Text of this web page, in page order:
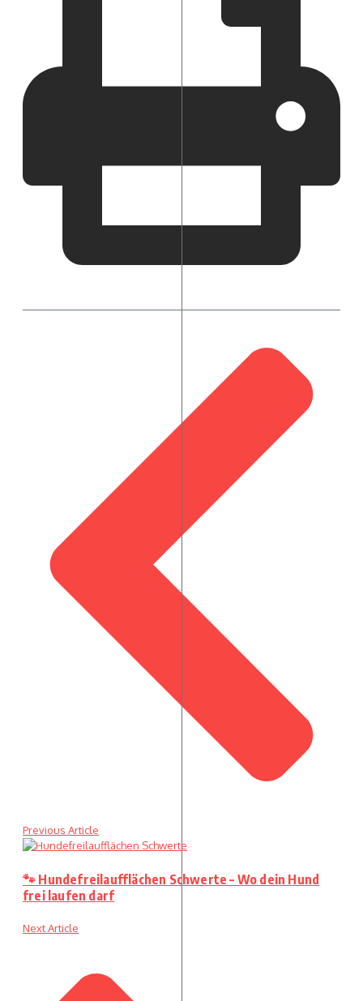
Previous Article
🐾 Hundefreilaufflächen Schwerte – Wo dein Hund
frei laufen darf
Next Article